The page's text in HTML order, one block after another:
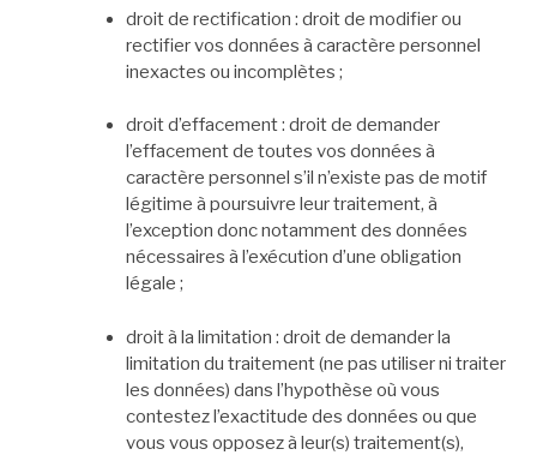
droit de rectification : droit de modifier ou
rectifier vos données à caractère personnel
inexactes ou incomplètes ;
droit d’effacement : droit de demander
l’effacement de toutes vos données à
caractère personnel s’il n’existe pas de motif
légitime à poursuivre leur traitement, à
l’exception donc notamment des données
nécessaires à l’exécution d’une obligation
légale ;
droit à la limitation : droit de demander la
limitation du traitement (ne pas utiliser ni traiter
les données) dans l’hypothèse où vous
contestez l’exactitude des données ou que
vous vous opposez à leur(s) traitement(s),